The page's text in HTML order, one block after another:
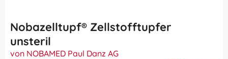
Nobazelltupf® Zellstofftupfer
unsteril
von NOBAMED Paul Danz AG